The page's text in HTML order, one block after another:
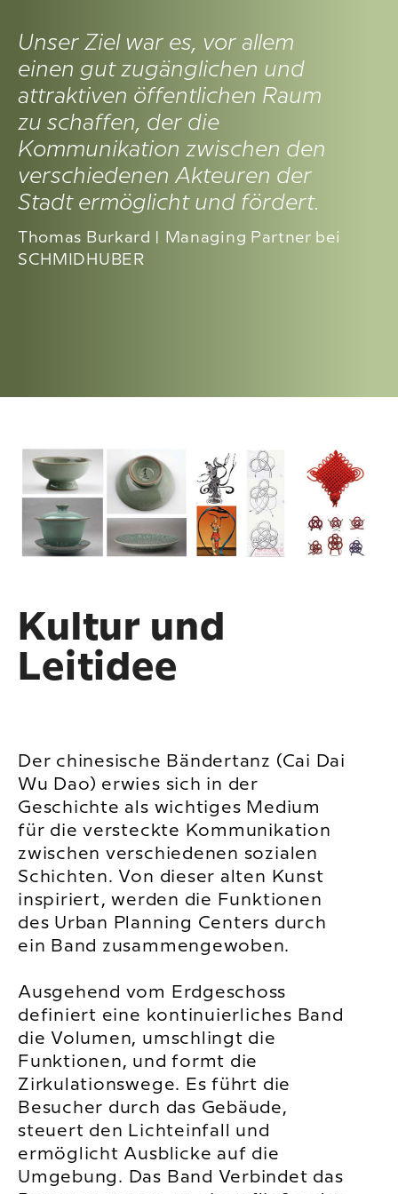
Unser Ziel war es, vor allem
einen gut zugänglichen und
attraktiven öffentlichen Raum
zu schaffen, der die
Kommunikation zwischen den
verschiedenen Akteuren der
Stadt ermöglicht und fördert.
Thomas Burkard | Managing Partner bei
SCHMIDHUBER
Kultur und
Leitidee
Der chinesische Bändertanz (Cai Dai
Wu Dao) erwies sich in der
Geschichte als wichtiges Medium
für die versteckte Kommunikation
zwischen verschiedenen sozialen
Schichten. Von dieser alten Kunst
inspiriert, werden die Funktionen
des Urban Planning Centers durch
ein Band zusammengewoben.
Ausgehend vom Erdgeschoss
definiert eine kontinuierliches Band
die Volumen, umschlingt die
Funktionen, und formt die
Zirkulationswege. Es führt die
Besucher durch das Gebäude,
steuert den Lichteinfall und
ermöglicht Ausblicke auf die
Umgebung. Das Band Verbindet das